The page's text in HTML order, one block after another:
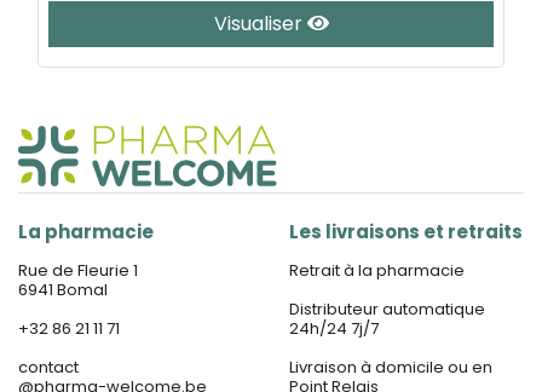
Visualiser
La pharmacie
Rue de Fleurie 1
6941 Bomal
+32 86 21 11 71
contact
@pharma-welcome.be
Les livraisons et retraits
Retrait à la pharmacie
Distributeur automatique
24h/24 7j/7
Livraison à domicile ou en
Point Relais